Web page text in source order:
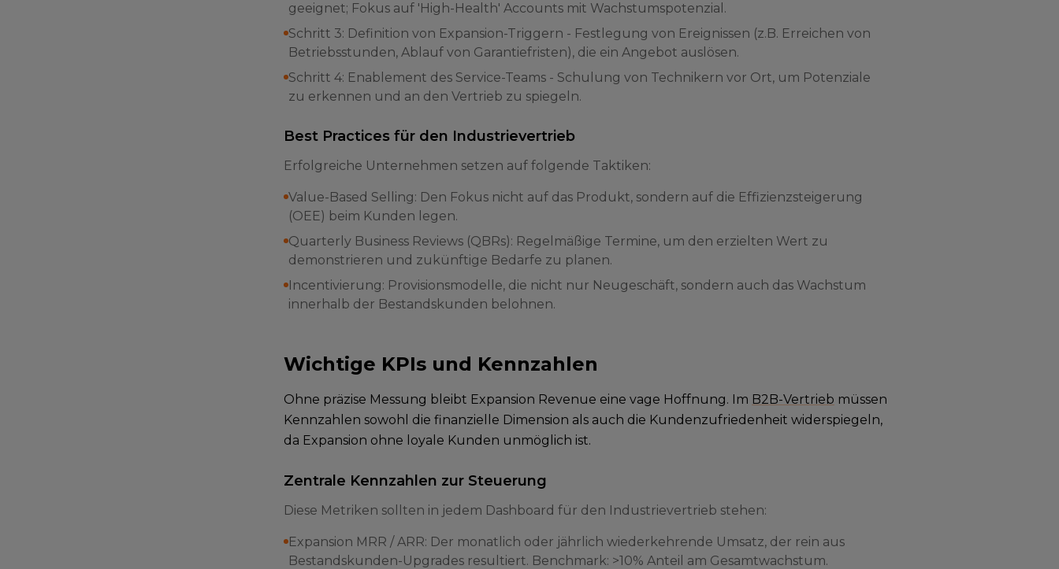
geeignet; Fokus auf 'High-Health' Accounts mit Wachstumspotenzial.
Schritt 3: Definition von Expansion-Triggern - Festlegung von Ereignissen (z.B. Erreichen von
Betriebsstunden, Ablauf von Garantiefristen), die ein Angebot auslösen.
Schritt 4: Enablement des Service-Teams - Schulung von Technikern vor Ort, um Potenziale
zu erkennen und an den Vertrieb zu spiegeln.
Best Practices für den Industrievertrieb
Erfolgreiche Unternehmen setzen auf folgende Taktiken:
Value-Based Selling: Den Fokus nicht auf das Produkt, sondern auf die Effizienzsteigerung
(OEE) beim Kunden legen.
Quarterly Business Reviews (QBRs): Regelmäßige Termine, um den erzielten Wert zu
demonstrieren und zukünftige Bedarfe zu planen.
Incentivierung: Provisionsmodelle, die nicht nur Neugeschäft, sondern auch das Wachstum
innerhalb der Bestandskunden belohnen.
Wichtige KPIs und Kennzahlen
Ohne präzise Messung bleibt Expansion Revenue eine vage Hoffnung. Im B2B-Vertrieb müssen
Kennzahlen sowohl die finanzielle Dimension als auch die Kundenzufriedenheit widerspiegeln,
da Expansion ohne loyale Kunden unmöglich ist.
Zentrale Kennzahlen zur Steuerung
Diese Metriken sollten in jedem Dashboard für den Industrievertrieb stehen:
Expansion MRR / ARR: Der monatlich oder jährlich wiederkehrende Umsatz, der rein aus
Bestandskunden-Upgrades resultiert. Benchmark: >10% Anteil am Gesamtwachstum.